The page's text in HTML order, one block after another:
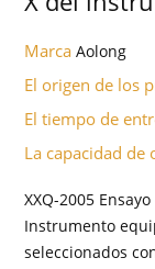
MarcaAolong
El origen de los
El tiempo de
La capacidad de
XXQ-2005
Instrumento
seleccionados